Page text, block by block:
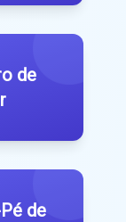
de
de